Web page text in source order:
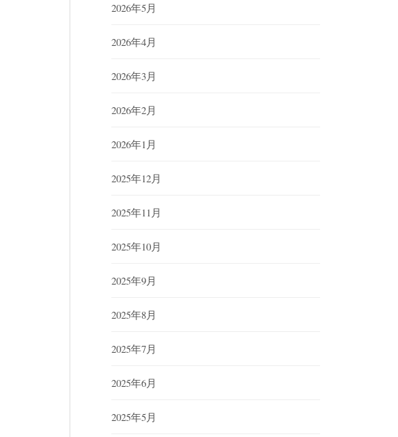
2026年5月
2026年4月
2026年3月
2026年2月
2026年1月
2025年12月
2025年11月
2025年10月
2025年9月
2025年8月
2025年7月
2025年6月
2025年5月